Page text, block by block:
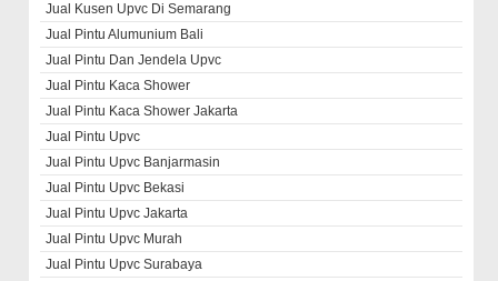
Jual Kusen Upvc Di Semarang
Jual Pintu Alumunium Bali
Jual Pintu Dan Jendela Upvc
Jual Pintu Kaca Shower
Jual Pintu Kaca Shower Jakarta
Jual Pintu Upvc
Jual Pintu Upvc Banjarmasin
Jual Pintu Upvc Bekasi
Jual Pintu Upvc Jakarta
Jual Pintu Upvc Murah
Jual Pintu Upvc Surabaya